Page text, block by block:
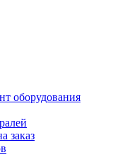
оборудования
заказ